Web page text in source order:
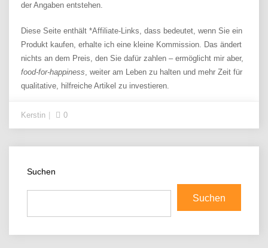
der Angaben entstehen.
Diese Seite enthält *Affiliate-Links, dass bedeutet, wenn Sie ein
Produkt kaufen, erhalte ich eine kleine Kommission. Das ändert
nichts an dem Preis, den Sie dafür zahlen – ermöglicht mir aber,
food-for-happiness , weiter am Leben zu halten und mehr Zeit für
qualitative, hilfreiche Artikel zu investieren.
Kerstin 0
Suchen
Suchen